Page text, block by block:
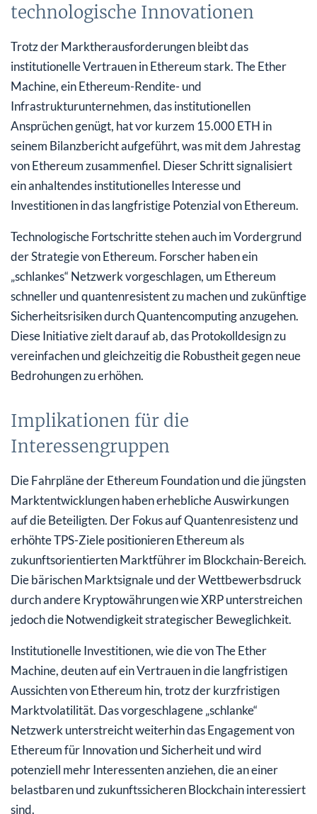
technologische Innovationen
Trotz der Marktherausforderungen bleibt das
institutionelle Vertrauen in Ethereum stark. The Ether
Machine, ein Ethereum-Rendite- und
Infrastrukturunternehmen, das institutionellen
Ansprüchen genügt, hat vor kurzem 15.000 ETH in
seinem Bilanzbericht aufgeführt, was mit dem Jahrestag
von Ethereum zusammenfiel. Dieser Schritt signalisiert
ein anhaltendes institutionelles Interesse und
Investitionen in das langfristige Potenzial von Ethereum.
Technologische Fortschritte stehen auch im Vordergrund
der Strategie von Ethereum. Forscher haben ein
„schlankes“ Netzwerk vorgeschlagen, um Ethereum
schneller und quantenresistent zu machen und zukünftige
Sicherheitsrisiken durch Quantencomputing anzugehen.
Diese Initiative zielt darauf ab, das Protokolldesign zu
vereinfachen und gleichzeitig die Robustheit gegen neue
Bedrohungen zu erhöhen.
Implikationen für die
Interessengruppen
Die Fahrpläne der Ethereum Foundation und die jüngsten
Marktentwicklungen haben erhebliche Auswirkungen
auf die Beteiligten. Der Fokus auf Quantenresistenz und
erhöhte TPS-Ziele positionieren Ethereum als
zukunftsorientierten Marktführer im Blockchain-Bereich.
Die bärischen Marktsignale und der Wettbewerbsdruck
durch andere Kryptowährungen wie XRP unterstreichen
jedoch die Notwendigkeit strategischer Beweglichkeit.
Institutionelle Investitionen, wie die von The Ether
Machine, deuten auf ein Vertrauen in die langfristigen
Aussichten von Ethereum hin, trotz der kurzfristigen
Marktvolatilität. Das vorgeschlagene „schlanke“
Netzwerk unterstreicht weiterhin das Engagement von
Ethereum für Innovation und Sicherheit und wird
potenziell mehr Interessenten anziehen, die an einer
belastbaren und zukunftssicheren Blockchain interessiert
sind.